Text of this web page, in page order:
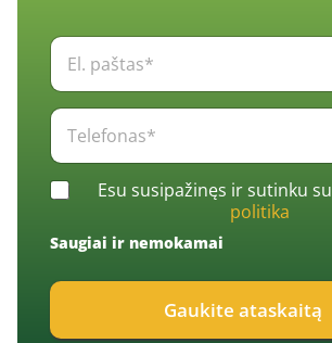
E
.
p
š
t
a
*
T
l
e
f
n
s
C
c
b
x
Esu susipažinęs ir sutinku su
politika
Saugiai ir nemokamai
Gaukite ataskaitą